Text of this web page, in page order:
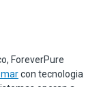
ForeverPure
con tecnologia